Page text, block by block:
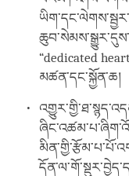
“dedicated
མཚན་དང་སྐྱོན་ཆ།